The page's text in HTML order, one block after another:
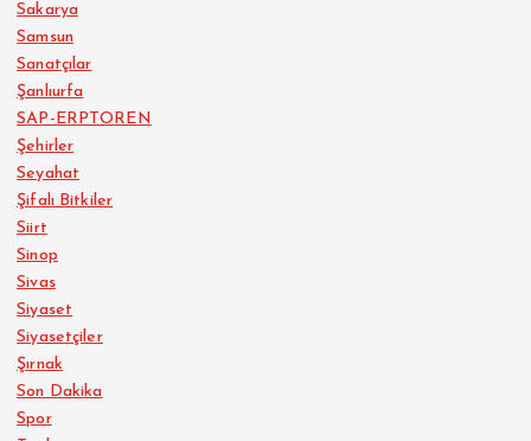
Sakarya
Samsun
Sanatçılar
Şanlıurfa
SAP-ERPTOREN
Şehirler
Seyahat
Şifalı Bitkiler
Siirt
Sinop
Sivas
Siyaset
Siyasetçiler
Şırnak
Son Dakika
Spor